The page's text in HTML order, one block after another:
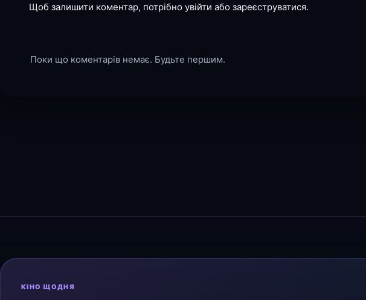
Щоб залишити коментар, потрібно увійти або зареєструватися.
Поки що коментарів немає. Будьте першим.
КІНО ЩОДНЯ